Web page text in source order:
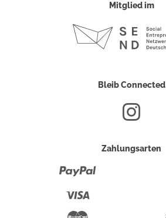
Mitglied im
Bleib Connected
Zahlungsarten